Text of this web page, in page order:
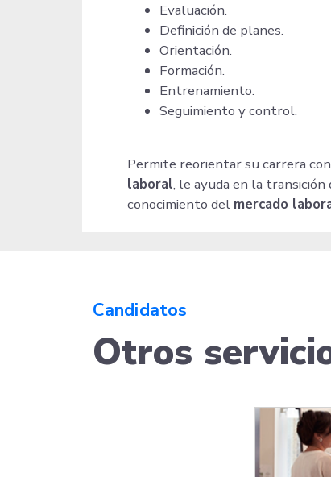
Evaluación.
Definición de planes.
Orientación.
Formación.
Entrenamiento.
Seguimiento y control.
Permite reorientar su carrera
laboral, le ayuda en la
conocimiento del mercado
Candidatos
Otros